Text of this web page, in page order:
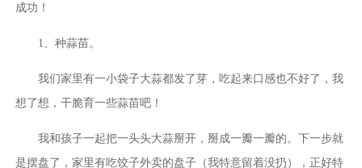
成功！
1、种蒜苗。
我们家里有一小袋子大蒜都发了芽，吃起来口感也不好了，我
想了想，干脆育一些蒜苗吧！
我和孩子一起把一头头大蒜掰开，掰成一瓣一瓣的。下一步就
是摆盘了，家里有吃饺子外卖的盘子（我特意留着没扔），正好特